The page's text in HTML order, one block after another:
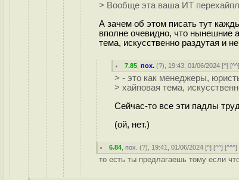
> Вообще эта ваша ИТ
А зачем об этом писать тут
вполне очевидно, что нынешние
тема, искусственно раздутая и
7.85 ,пох. (?), 19:43, 01/06/2024 [^] [^^
> - это как менеджеры,
> хайповая тема,
Сейчас-то все эти падлы
(ой, нет.)
6.84 ,пох. (?), 19:41, 01/06/2024 [^] [^^] [^^^]
то есть ты предлагаешь тому если